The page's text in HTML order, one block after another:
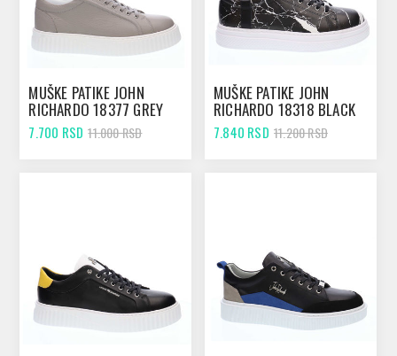
MUŠKE PATIKE JOHN
RICHARDO 18377 GREY
7.700 RSD 11.000 RSD
MUŠKE PATIKE JOHN
RICHARDO 18318 BLACK
7.840 RSD 11.200 RSD